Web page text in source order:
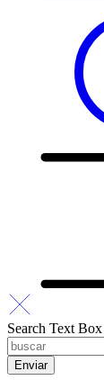
Search Text Box